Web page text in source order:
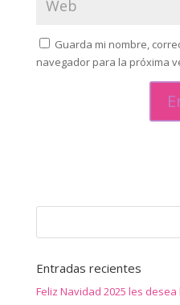
Guarda mi nombre,
navegador para la próxima
Entradas recientes
Feliz Navidad 2025 les desea